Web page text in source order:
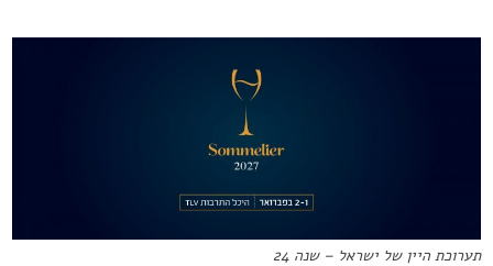
תערוכת היין של ישראל – שנה 24